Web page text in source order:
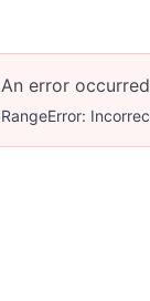
An error occurred
RangeError: